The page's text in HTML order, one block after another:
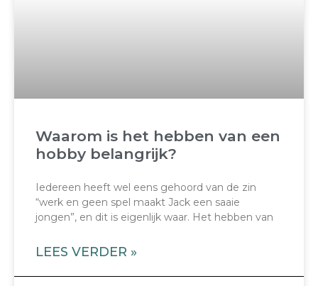
Waarom is het hebben van een
hobby belangrijk?
Iedereen heeft wel eens gehoord van de zin
“werk en geen spel maakt Jack een saaie
jongen”, en dit is eigenlijk waar. Het hebben van
LEES VERDER »